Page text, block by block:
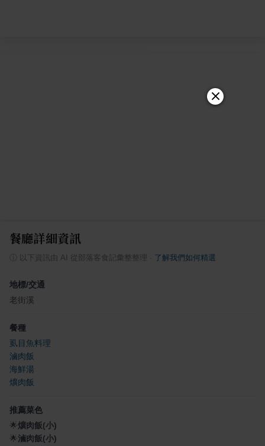
餐廳詳細資訊
以下資訊由 AI 從部落客食記彙整整理 了解我們如何精選
地標/交通
老街溪
餐種
虱目魚料理
滷肉飯
海鮮湯
爌肉飯
推薦菜色
🌟爌肉飯(小)
🌟滷肉飯(小)